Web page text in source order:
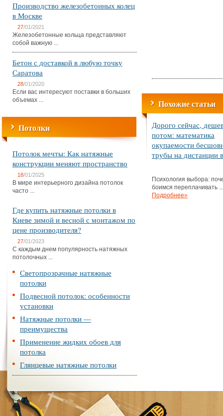
Производство железобетонных колец
в Москве
27/01/2021
Железобетонные кольца представляют
собой важную ...
Бетон с доставкой в любую точку
Саратова
28/01/2020
Если вас интересуют поставки в больших
объемах ...
Потолки
Потолок мечты: Как натяжные
конструкции меняют пространство
18/01/2025
В мире интерьерного дизайна потолок
часто ...
Где купить натяжные потолки в
Киеве зимой и весной с монтажом по
цене производителя?
27/01/2023
С каждым днем популярность натяжных
потолочных ...
Светопрозрачные натяжные
потолки
Подвесной потолок: особенности
установки
Натяжные потолки —
преимущества
Применение жидких обоев для
потолка
Глянцевые натяжные потолки
Похожие статьи
Дорого сейчас,
потом: математика
окупаемости
трубы на дистанции
Психология выбора:
боимся переплачивать ...
Подробнее»